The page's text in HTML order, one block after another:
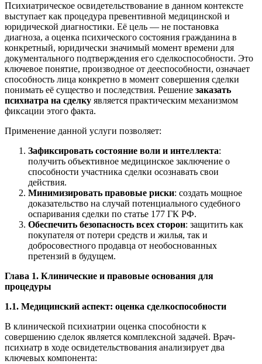
Психиатрическое освидетельствование в данном контексте
выступает как процедура превентивной медицинской и
юридической диагностики. Её цель — не постановка
диагноза, а оценка психического состояния гражданина в
конкретный, юридически значимый момент времени для
документального подтверждения его сделкоспособности. Это
ключевое понятие, производное от дееспособности, означает
способность лица конкретно в момент совершения сделки
понимать её существо и последствия. Решение заказать
психиатра на сделку является практическим механизмом
фиксации этого факта.
Применение данной услуги позволяет:
Зафиксировать состояние воли и интеллекта:
получить объективное медицинское заключение о
способности участника сделки осознавать свои
действия.
Минимизировать правовые риски: создать мощное
доказательство на случай потенциального судебного
оспаривания сделки по статье 177 ГК РФ.
Обеспечить безопасность всех сторон: защитить как
покупателя от потери средств и жилья, так и
добросовестного продавца от необоснованных
претензий в будущем.
Глава 1. Клинические и правовые основания для
процедуры
1.1. Медицинский аспект: оценка сделкоспособности
В клинической психиатрии оценка способности к
совершению сделок является комплексной задачей. Врач-
психиатр в ходе освидетельствования анализирует два
ключевых компонента: